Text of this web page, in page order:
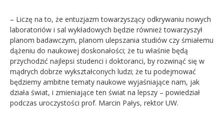
– Liczę na to, że entuzjazm towarzyszący odkrywaniu nowych
laboratoriów i sal wykładowych będzie również towarzyszył
planom badawczym, planom ulepszania studiów czy śmiałemu
dążeniu do naukowej doskonałości; że tu właśnie będą
przychodzić najlepsi studenci i doktoranci, by rozwinąć się w
mądrych dobrze wykształconych ludzi; że tu podejmować
będziemy ambitne tematy naukowe wyjaśniające nam, jak
działa świat, i zmieniające ten świat na lepszy – powiedział
podczas uroczystości prof. Marcin Pałys, rektor UW.